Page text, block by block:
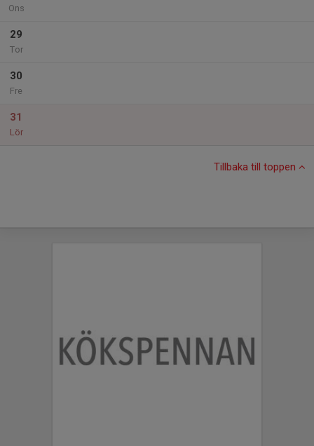
Ons
29
Tor
30
Fre
31
Lör
Tillbaka till toppen